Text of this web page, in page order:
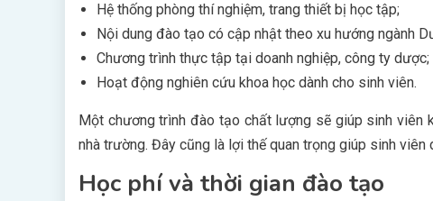
Hệ thống phòng thí nghiệm, trang thiết bị học tập;
Nội dung đào tạo có cập nhật theo xu hướng ngành
Chương trình thực tập tại doanh nghiệp, công ty dược;
Hoạt động nghiên cứu khoa học dành cho sinh viên.
Một chương trình đào tạo chất lượng sẽ giúp sinh viên
nhà trường. Đây cũng là lợi thế quan trọng giúp sinh
Học phí và thời gian đào tạo